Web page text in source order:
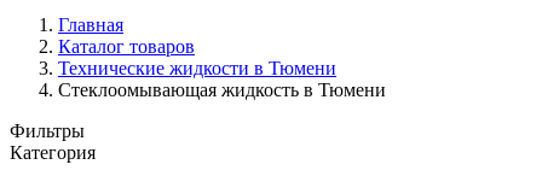
Главная
Каталог товаров
Технические жидкости в Тюмени
Стеклоомывающая жидкость в Тюмени
Фильтры
Категория